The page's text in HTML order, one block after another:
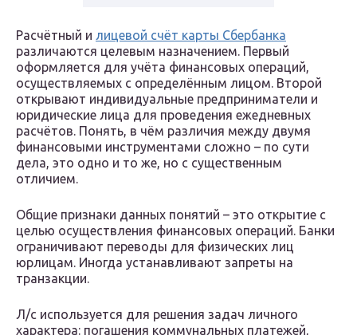
Расчётный и лицевой счёт карты Сбербанка
различаются целевым назначением. Первый
оформляется для учёта финансовых операций,
осуществляемых с определённым лицом. Второй
открывают индивидуальные предприниматели и
юридические лица для проведения ежедневных
расчётов. Понять, в чём различия между двумя
финансовыми инструментами сложно – по сути
дела, это одно и то же, но с существенным
отличием.
Общие признаки данных понятий – это открытие с
целью осуществления финансовых операций. Банки
ограничивают переводы для физических лиц
юрлицам. Иногда устанавливают запреты на
транзакции.
Л/с используется для решения задач личного
характера: погашения коммунальных платежей,